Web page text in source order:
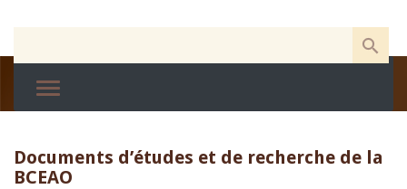
Documents d’études et de recherche de la
BCEAO